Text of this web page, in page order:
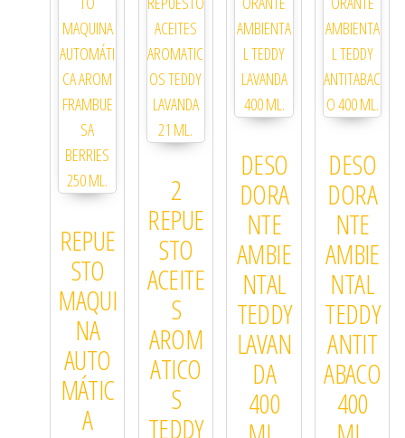
REPUE
STO
MAQUI
NA
AUTO
MÁTIC
A
2
REPUE
STO
ACEITE
S
AROM
ATICO
S
TEDDY
DESO
DORA
NTE
AMBIE
NTAL
TEDDY
LAVAN
DA
400
DESO
DORA
NTE
AMBIE
NTAL
TEDDY
ANTIT
ABACO
400